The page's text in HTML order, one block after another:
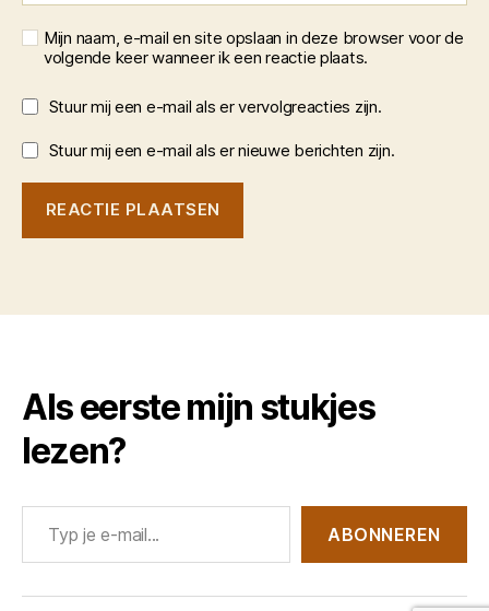
Mijn naam, e-mail en site opslaan in deze browser voor de
volgende keer wanneer ik een reactie plaats.
Stuur mij een e-mail als er vervolgreacties zijn.
Stuur mij een e-mail als er nieuwe berichten zijn.
Als eerste mijn stukjes
lezen?
Typ je e-mail...
ABONNEREN